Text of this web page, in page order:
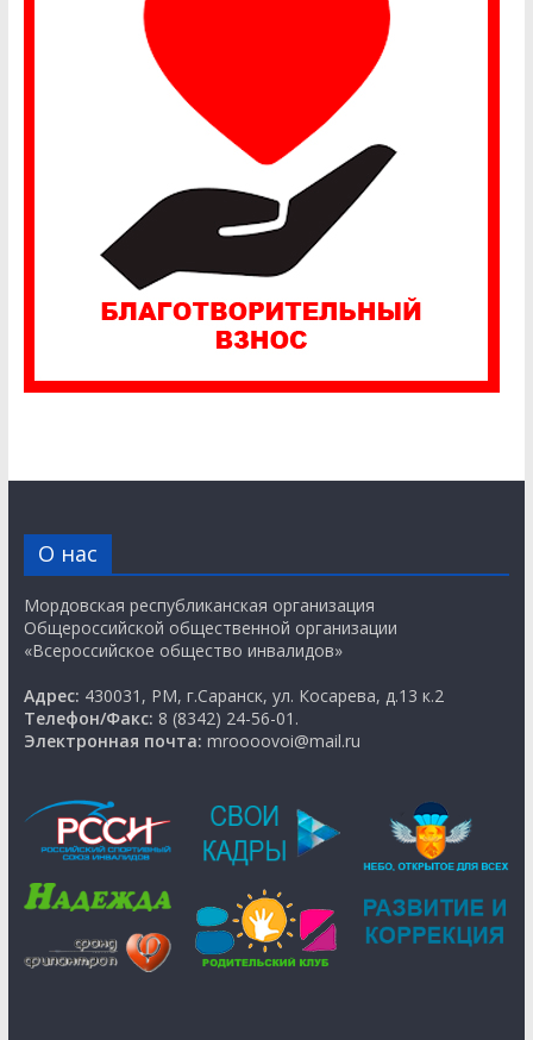
О нас
Мордовская республиканская организация
Общероссийской общественной организации
«Всероссийское общество инвалидов»
Адрес: 430031, РМ, г.Саранск, ул. Косарева, д.13 к.2
Телефон/Факс: 8 (8342) 24-56-01.
Электронная почта: mroooovoi@mail.ru